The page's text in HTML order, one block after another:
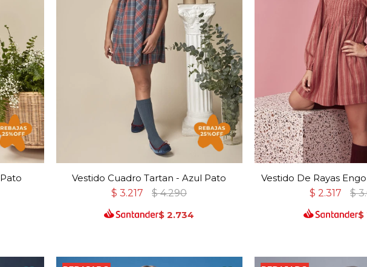
Vestido Cuadro Tartan - Azul Pato
$ 3.217 $ 4.290
$ 2.734
Vestido De Rayas
$ 2.317 $
$